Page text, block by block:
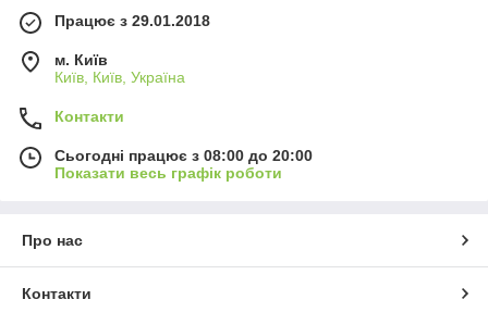
Працює з 29.01.2018
м. Київ
Київ, Київ, Україна
Контакти
Сьогодні працює з 08:00 до 20:00
Показати весь графік роботи
Про нас
Контакти